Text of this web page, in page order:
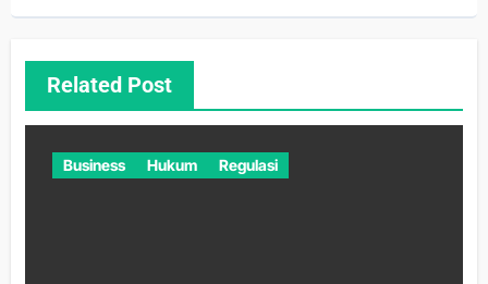
Related Post
Business Hukum Regulasi